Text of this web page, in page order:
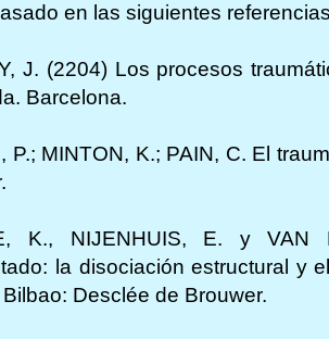
en las siguientes
J. (2204) Los procesos
Barcelona.
P.; MINTON, K.; PAIN, C. El
K., NIJENHUIS, E. y
la disociación estructural y
Desclée de Brouwer.